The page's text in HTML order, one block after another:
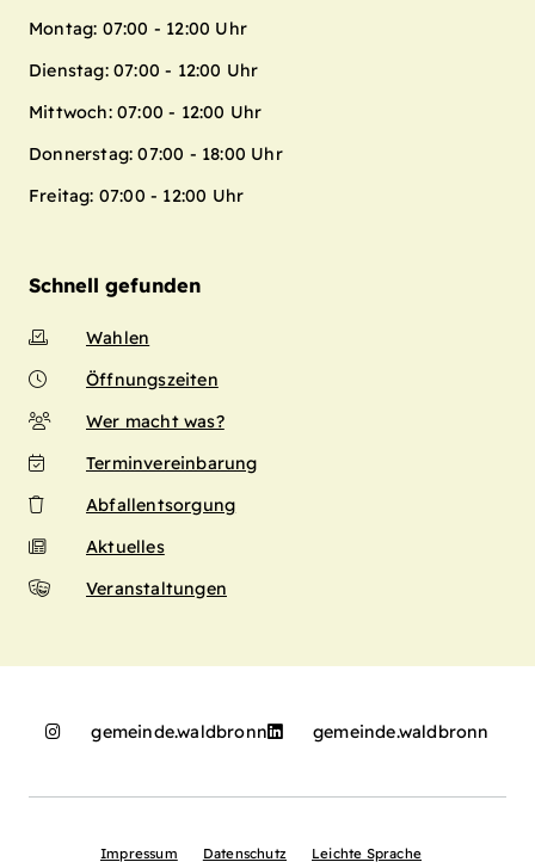
Montag: 07:00 - 12:00 Uhr
Dienstag: 07:00 - 12:00 Uhr
Mittwoch: 07:00 - 12:00 Uhr
Donnerstag: 07:00 - 18:00 Uhr
Freitag: 07:00 - 12:00 Uhr
Schnell gefunden
Wahlen
Öffnungszeiten
Wer macht was?
Terminvereinbarung
Abfallentsorgung
Aktuelles
Veranstaltungen
gemeinde.waldbronn gemeinde.waldbronn
Impressum Datenschutz Leichte Sprache